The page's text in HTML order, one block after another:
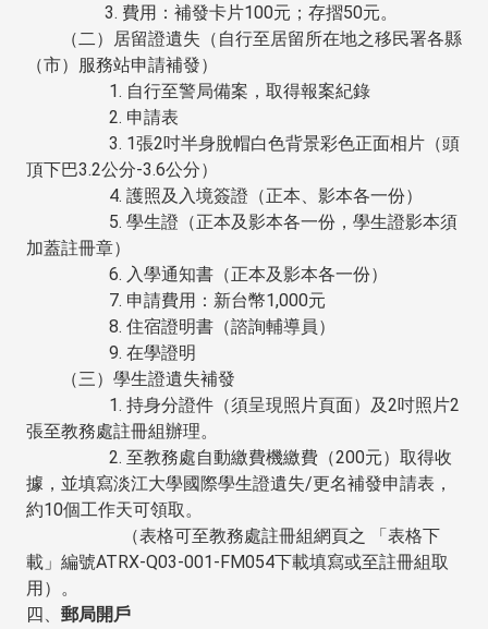
3. 費用：補發卡片100元；存摺50元。
（二）居留證遺失（自行至居留所在地之移民署各縣
（市）服務站申請補發）
1. 自行至警局備案，取得報案紀錄
2. 申請表
3. 1張2吋半身脫帽白色背景彩色正面相片（頭
頂下巴3.2公分-3.6公分）
4. 護照及入境簽證（正本、影本各一份）
5. 學生證（正本及影本各一份，學生證影本須
加蓋註冊章）
6. 入學通知書（正本及影本各一份）
7. 申請費用：新台幣1,000元
8. 住宿證明書（諮詢輔導員）
9. 在學證明
（三）學生證遺失補發
1. 持身分證件（須呈現照片頁面）及2吋照片2
張至教務處註冊組辦理。
2. 至教務處自動繳費機繳費（200元）取得收
據，並填寫淡江大學國際學生證遺失/更名補發申請表，
約10個工作天可領取。
（表格可至教務處註冊組網頁之 「表格下
載」編號ATRX-Q03-001-FM054下載填寫或至註冊組取
用）。
四、 郵局開戶